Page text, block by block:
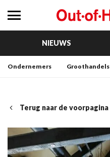
NIEUWS
Ondernemers Groothandels
Terug naar de voorpagina